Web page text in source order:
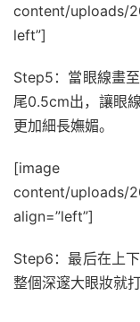
content/uploads/
left”]
Step5：當眼線畫
尾0.5cm出，讓眼
更加細長嫵媚。
[image
content/
align=”left”]
Step6：最后在上
整個深邃大眼妝就